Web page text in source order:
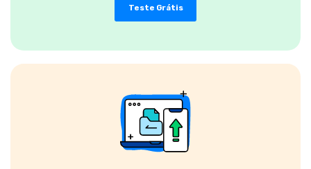
Teste Grátis